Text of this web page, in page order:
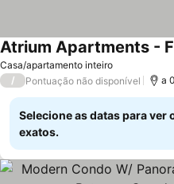
Casa/apartamento inteiro
Atrium Apartments -
/ Pontuação não disponível a
Selecione as datas para ver
exatos.